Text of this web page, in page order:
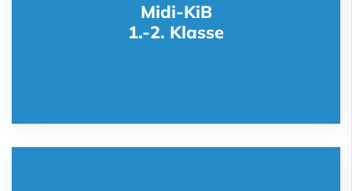
Midi-KiB
1.-2. Klasse